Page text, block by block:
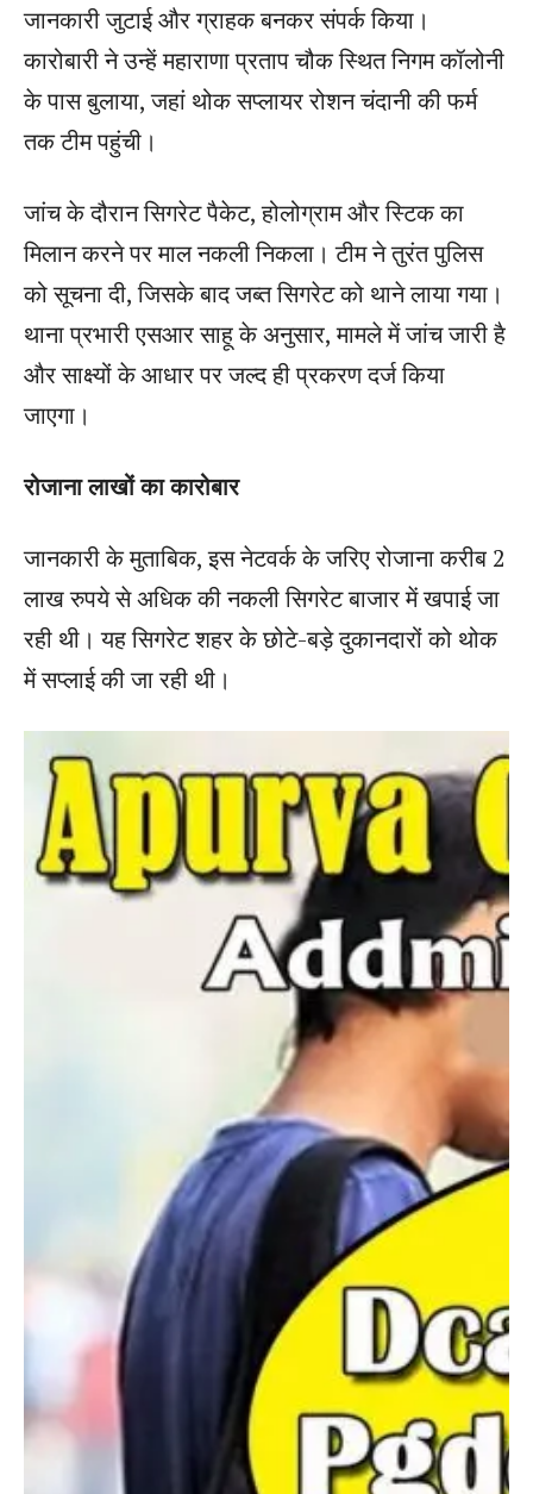
जानकारी जुटाई और ग्राहक बनकर संपर्क किया।
कारोबारी ने उन्हें महाराणा प्रताप चौक स्थित निगम कॉलोनी
के पास बुलाया, जहां थोक सप्लायर रोशन चंदानी की फर्म
तक टीम पहुंची।
जांच के दौरान सिगरेट पैकेट, होलोग्राम और स्टिक का
मिलान करने पर माल नकली निकला। टीम ने तुरंत पुलिस
को सूचना दी, जिसके बाद जब्त सिगरेट को थाने लाया गया।
थाना प्रभारी एसआर साहू के अनुसार, मामले में जांच जारी है
और साक्ष्यों के आधार पर जल्द ही प्रकरण दर्ज किया
जाएगा।
रोजाना लाखों का कारोबार
जानकारी के मुताबिक, इस नेटवर्क के जरिए रोजाना करीब 2
लाख रुपये से अधिक की नकली सिगरेट बाजार में खपाई जा
रही थी। यह सिगरेट शहर के छोटे-बड़े दुकानदारों को थोक
में सप्लाई की जा रही थी।